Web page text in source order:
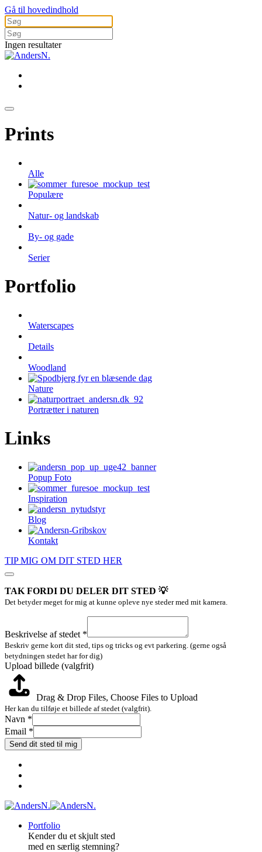
Gå til hovedindhold
Ingen resultater
Prints
Alle
Populære
Natur- og landskab
By- og gade
Serier
Portfolio
Waterscapes
Details
Woodland
Nature
Portrætter i naturen
Links
Popup Foto
Inspiration
Blog
Kontakt
TIP MIG OM DIT STED HER
TAK FORDI DU DELER DIT STED 💡
Det betyder meget for mig at kunne opleve nye steder med mit kamera.
Beskrivelse
Email
Beskrivelse af stedet *
Beskriv gerne kort dit sted, tips og tricks og evt parkering. (gerne også
betydningen stedet har for dig)
Upload billede (valgfrit)
Drag & Drop Files, Choose Files to Upload
Her kan du tilføje et billede af stedet (valgfrit).
Navn *
Email *
Send dit sted til mig
Portfolio
Kender du et skjult sted
med en særlig stemning?